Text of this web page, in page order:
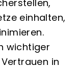
einhalten,
wichtiger
in